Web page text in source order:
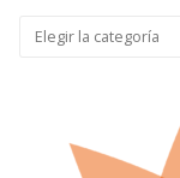
Seleccionar
categoría